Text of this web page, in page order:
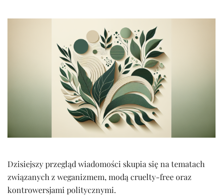
Dzisiejszy przegląd wiadomości skupia się na tematach
związanych z weganizmem, modą cruelty-free oraz
kontrowersjami politycznymi.